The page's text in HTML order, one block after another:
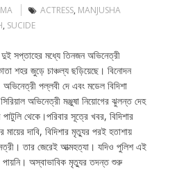
ACTRESS, MANJUSHA
, SUCIDE
সপ্তাহের মধ্যে তিনজন অভিনেত্রী
শহর জুড়ে চাঞ্চল্য ছড়িয়েছে। বিনোদন
পল্লবী দে এবং মডেল বিদিশা
অভিনেত্রী মঞ্জুষা নিয়োগের ঝুলন্ত দেহ
থেকে।পরিবার সূত্রে খবর, বিদিশার
মায়ের দাবি, বিদিশার মৃত্যুর পরই হতাশায়
তার জেরেই আত্মহত্যা। যদিও পুলিশ এই
পায়নি। অস্বাভাবিক মৃত্যুর তদন্ত শুরু